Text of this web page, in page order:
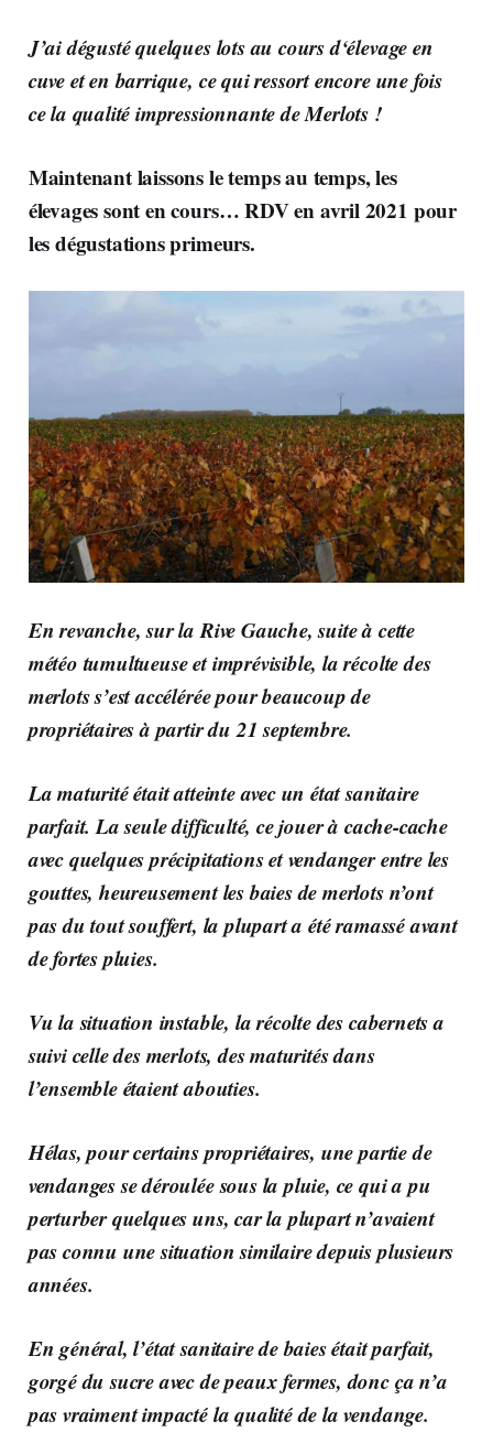
J’ai dégusté quelques lots au cours d‘élevage en
cuve et en barrique, ce qui ressort encore une fois
ce la qualité impressionnante de Merlots !
Maintenant laissons le temps au temps, les
élevages sont en cours… RDV en avril 2021 pour
les dégustations primeurs.
En revanche,sur la Rive Gauche, suite à cette
météo tumultueuse et imprévisible, la récolte des
merlots s’est accélérée pour beaucoup de
propriétaires à partir du 21 septembre.
La maturité était atteinte avec un état sanitaire
parfait. La seule difficulté, ce jouer à cache-cache
avec quelques précipitations et vendanger entre les
gouttes, heureusement les baies de merlots n’ont
pas du tout souffert, la plupart a été ramassé avant
de fortes pluies.
Vu la situation instable, la récolte des cabernets a
suivi celle des merlots, des maturités dans
l’ensemble étaient abouties.
Hélas, pour certains propriétaires, une partie de
vendanges se déroulée sous la pluie, ce qui a pu
perturber quelques uns, car la plupart n’avaient
pas connu une situation similaire depuis plusieurs
années.
En général, l’état sanitaire de baies était parfait,
gorgé du sucre avec de peaux fermes, donc ça n’a
pas vraiment impacté la qualité de la vendange.